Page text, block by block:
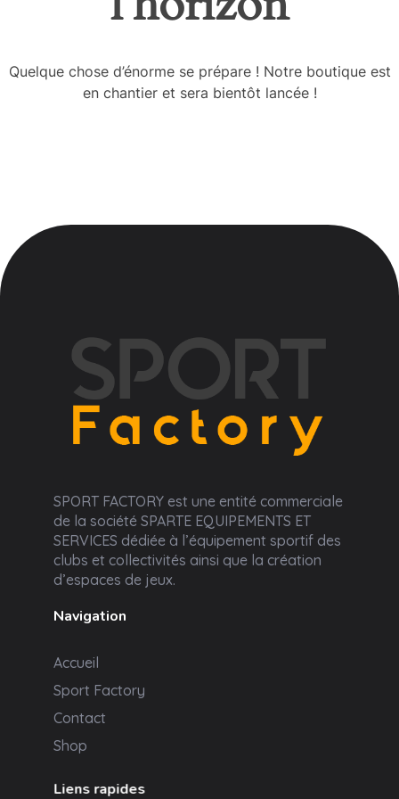
Quelque chose d’énorme se prépare ! Notre boutique est
en chantier et sera bientôt lancée !
SPORT FACTORY est une entité commerciale
de la société SPARTE EQUIPEMENTS ET
SERVICES dédiée à l’équipement sportif des
clubs et collectivités ainsi que la création
d’espaces de jeux.
Navigation
Accueil
Sport Factory
Contact
Shop
Liens rapides